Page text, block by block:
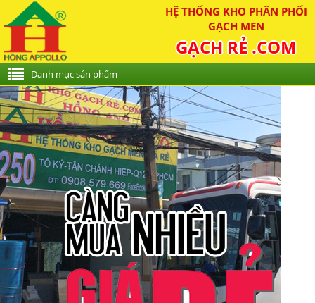
HỆ THỐNG KHO PHÂN PHỐI
GẠCH MEN
GẠCH RẺ .COM
Danh mục sản phẩm